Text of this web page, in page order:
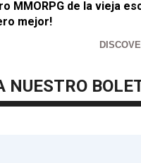
MMORPG de la vieja
mejor!
NUESTRO